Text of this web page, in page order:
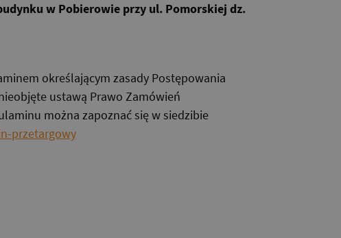
w Pobierowie przy ul. Pomorskiej dz.
określającym zasady Postępowania
ustawą Prawo Zamówień
można zapoznać się w siedzibie
przetargowy